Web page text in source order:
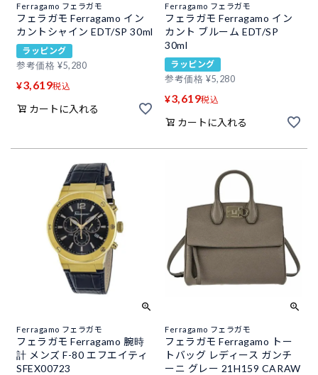
Ferragamo フェラガモ
フェラガモ Ferragamo イン
カントシャイン EDT/SP 30ml
ラッピング
参考価格 ¥5,280
¥3,619税込
カートに入れる
Ferragamo フェラガモ
フェラガモ Ferragamo イン
カント ブルーム EDT/SP
30ml
ラッピング
参考価格 ¥5,280
¥3,619税込
カートに入れる
Ferragamo フェラガモ
フェラガモ Ferragamo 腕時
計 メンズ F-80 エフエイティ
SFEX00723
Ferragamo フェラガモ
フェラガモ Ferragamo トー
トバッグ レディース ガンチ
ーニ グレー 21H159 CARAW